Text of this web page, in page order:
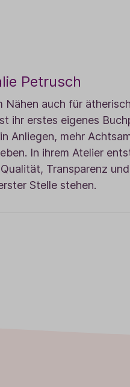
Petrusch
auch für
ihr erstes eigenes
Anliegen, mehr
In ihrem Atelier
Transparenz
Stelle stehen.